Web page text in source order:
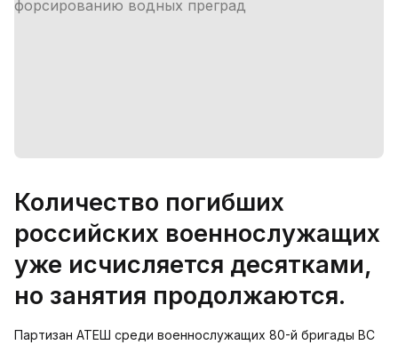
Количество погибших
российских военнослужащих
уже исчисляется десятками,
но занятия продолжаются.
Партизан АТЕШ среди военнослужащих 80-й бригады ВС